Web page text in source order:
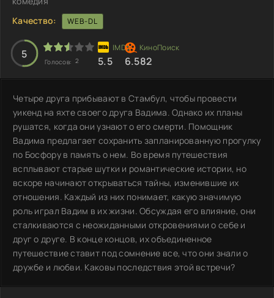
Качество:
WEB-DL
5
Голосов: 2 5.5 6.582
Четыре друга прибывают в Стамбул, чтобы провести
уикенд на яхте своего друга Вадима. Однако их планы
рушатся, когда они узнают о его смерти. Помощник
Вадима предлагает сохранить запланированную прогулку
по Босфору в память о нем. Во время путешествия
всплывают старые шутки и романтические истории, но
вскоре начинают открываться тайны, изменившие их
отношения. Каждый из них понимает, какую значимую
роль играл Вадим в их жизни. Обсуждая его влияние, они
сталкиваются с неожиданными откровениями о себе и
друг о друге. В конце концов, их объединенное
путешествие ставит под сомнение все, что они знали о
дружбе и любви. Каковы последствия этой встречи?